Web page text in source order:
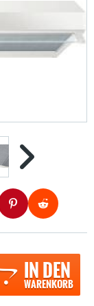
IN DEN
WARENKORB